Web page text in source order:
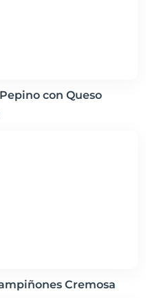
con Queso
Cremosa